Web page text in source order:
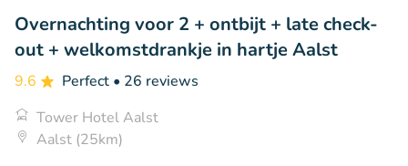
Overnachting voor 2 + ontbijt + late check-
out + welkomstdrankje in hartje Aalst
9.6 Perfect • 26 reviews
Tower Hotel Aalst
Aalst (25km)